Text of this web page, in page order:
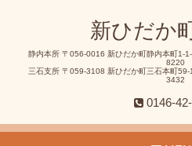
新ひだか
静内本所 〒056-0016 新ひだか町静内本町
8220
三石支所 〒059-3108 新ひだか町三石本町
3432
0146-